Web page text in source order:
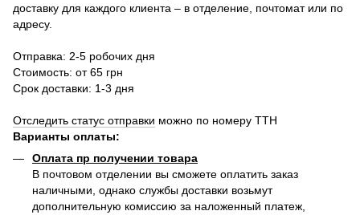
доставку для каждого клиента – в отделение, почтомат или по
адресу.
Отправка: 2-5 робочих дня
Стоимость: от 65 грн
Срок доставки: 1-3 дня
Отследить статус отправки можно по номеру ТТН
Варианты оплаты:
Оплата пр получении товара
В почтовом отделении вы сможете оплатить заказ
наличными, однако службы доставки возьмут
дополнительную комиссию за наложенный платеж,